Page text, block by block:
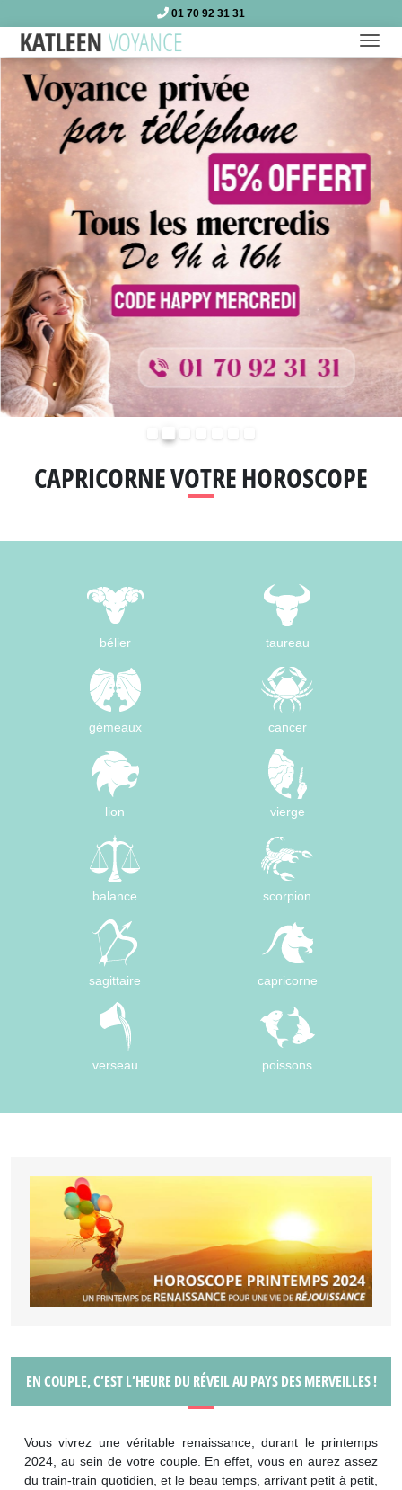
01 70 92 31 31
CAPRICORNE VOTRE HOROSCOPE
bélier taureau
gémeaux cancer
lion vierge
balance scorpion
sagittaire capricorne
verseau poissons
EN COUPLE, C’EST L’HEURE DU RÉVEIL AU PAYS DES MERVEILLES !
Vous vivrez une véritable renaissance, durant le printemps
2024, au sein de votre couple. En effet, vous en aurez assez
du train-train quotidien, et le beau temps, arrivant petit à petit,